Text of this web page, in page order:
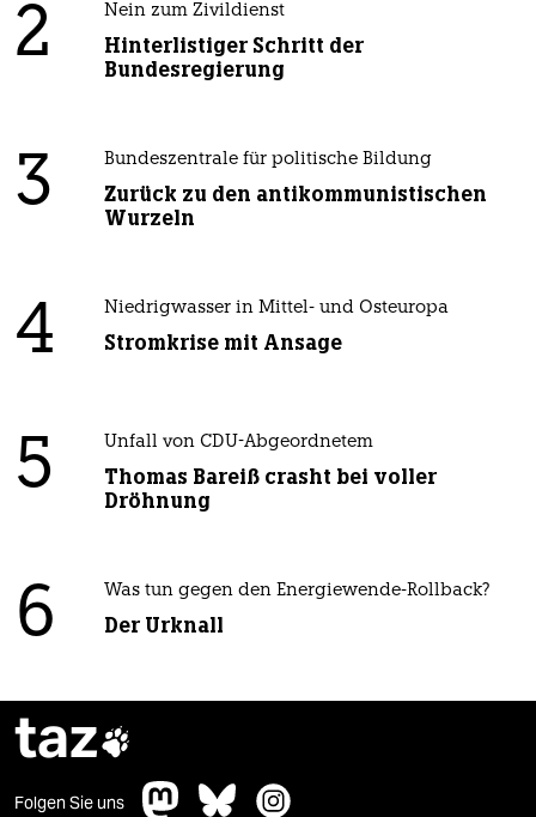
2 Nein zum Zivildienst
Hinterlistiger Schritt der
Bundesregierung
3 Bundeszentrale für politische Bildung
Zurück zu den antikommunistischen
Wurzeln
4 Niedrigwasser in Mittel- und Osteuropa
Stromkrise mit Ansage
5 Unfall von CDU-Abgeordnetem
Thomas Bareiß crasht bei voller
Dröhnung
6 Was tun gegen den Energiewende-Rollback?
Der Urknall
taz
Folgen Sie uns